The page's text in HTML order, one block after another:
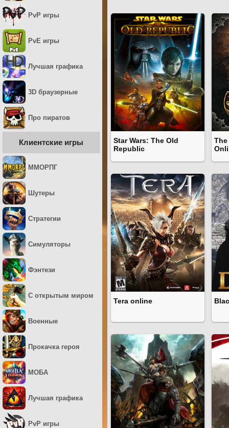
Star Wars: The Old
Republic
Tera online
PvP игры
PvE игры
Лучшая графика
3D браузерные
Про пиратов
Клиентские игры
ММОРПГ
Шутеры
Стратегии
Симуляторы
Фэнтези
С открытым миром
Военные
Прокачка героя
МОБА
Лучшая графика
PvP игры